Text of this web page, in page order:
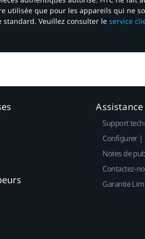
utilisée que pour les appareils qui ne
Veuillez consulter le service
Assistance
Support
Configurer |
Notes de
Contactez-
Garantie